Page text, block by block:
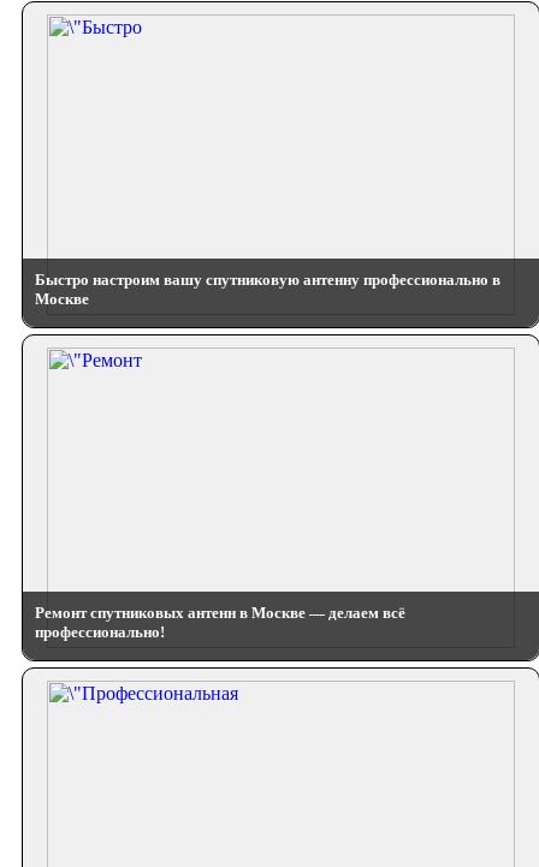
Быстро настроим вашу спутниковую антенну профессионально в
Москве
Ремонт спутниковых антенн в Москве — делаем всё
профессионально!